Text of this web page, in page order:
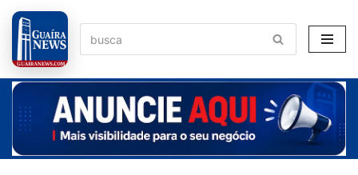
Pular
para
o
conteúdo